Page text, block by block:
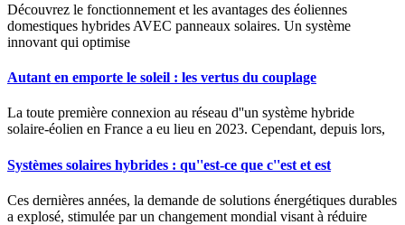
Découvrez le fonctionnement et les avantages des éoliennes
domestiques hybrides AVEC panneaux solaires. Un système
innovant qui optimise
Autant en emporte le soleil : les vertus du couplage
La toute première connexion au réseau d''un système hybride
solaire-éolien en France a eu lieu en 2023. Cependant, depuis lors,
Systèmes solaires hybrides : qu''est-ce que c''est et est
Ces dernières années, la demande de solutions énergétiques durables
a explosé, stimulée par un changement mondial visant à réduire